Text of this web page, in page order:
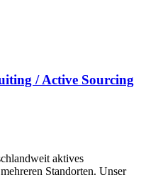
/ Active Sourcing
aktives
Standorten. Unser